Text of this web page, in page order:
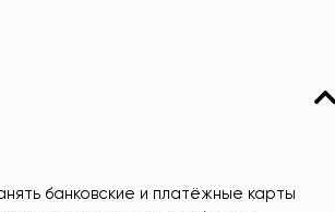
банковские и платёжные карты